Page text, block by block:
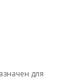
для